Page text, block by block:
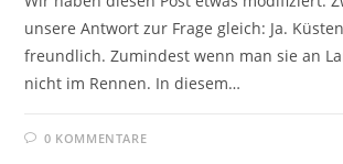
unsere Antwort zur Frage gleich: Ja.
freundlich. Zumindest wenn man sie an
nicht im Rennen. In diesem…
0 KOMMENTARE